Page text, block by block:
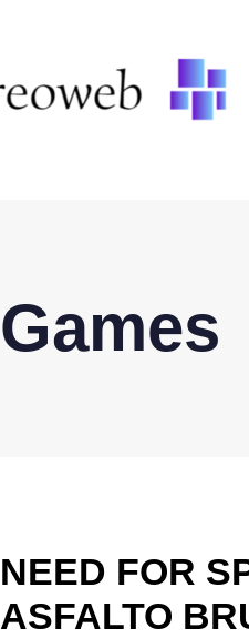
Games
NEED FOR
ASFALTO